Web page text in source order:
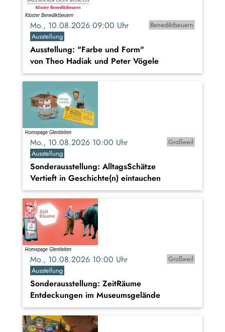
Mo., 10.08.2026 09:00 Uhr
Benediktbeuern
Ausstellung
Ausstellung: "Farbe und Form"
von Theo Hadiak und Peter Vögele
Mo., 10.08.2026 10:00 Uhr
Großweil
Ausstellung
Sonderausstellung: AlltagsSchätze
Vertieft in Geschichte(n) eintauchen
Mo., 10.08.2026 10:00 Uhr
Großweil
Ausstellung
Sonderausstellung: ZeitRäume
Entdeckungen im Museumsgelände